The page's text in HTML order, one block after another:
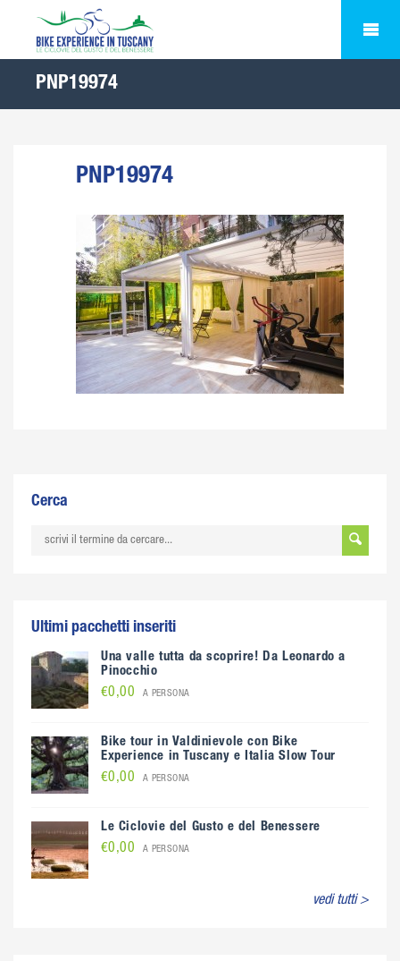
PNP19974
PNP19974
Cerca
Ultimi pacchetti inseriti
Una valle tutta da scoprire! Da Leonardo a
Pinocchio
€0,00 A PERSONA
Bike tour in Valdinievole con Bike
Experience in Tuscany e Italia Slow Tour
€0,00 A PERSONA
Le Ciclovie del Gusto e del Benessere
€0,00 A PERSONA
vedi tutti >